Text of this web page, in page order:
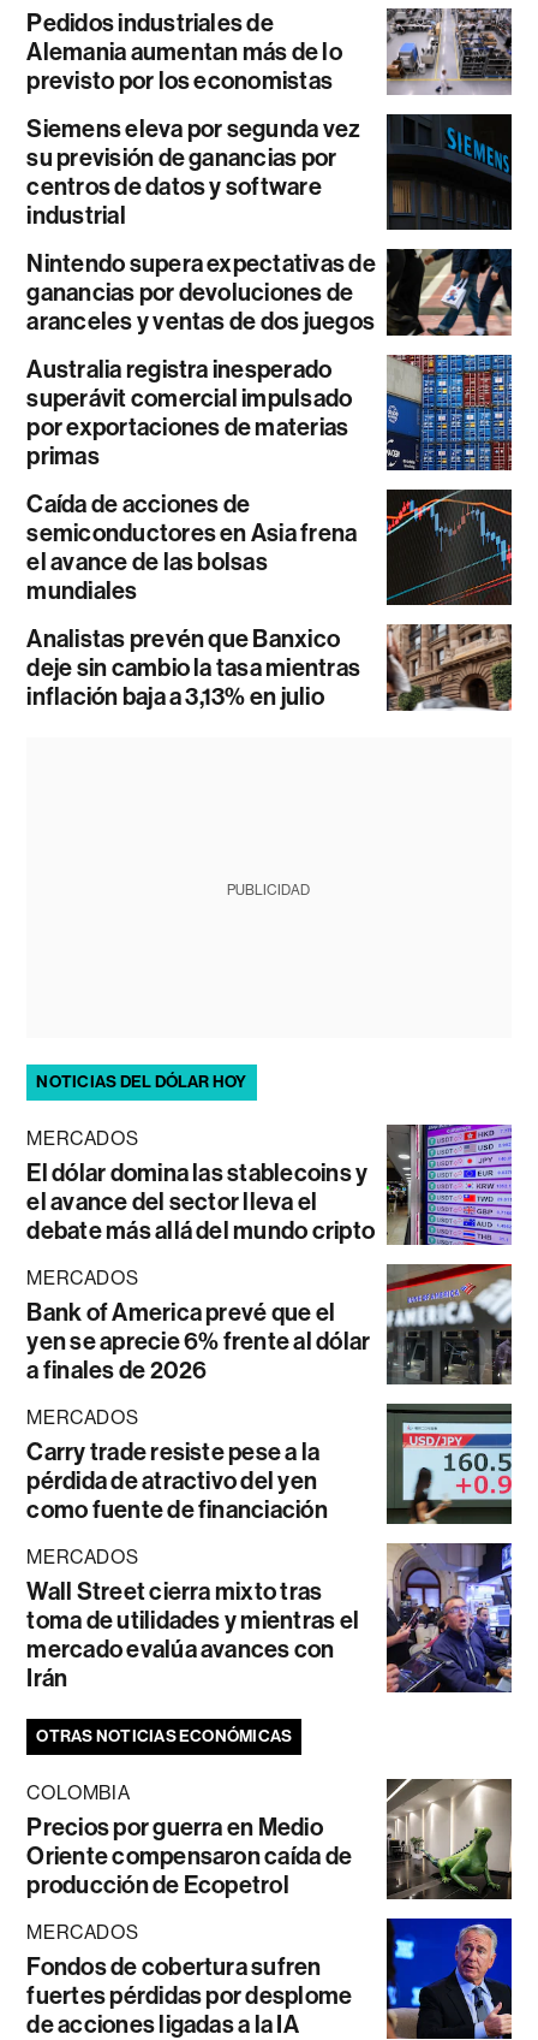
Pedidos industriales de
Alemania aumentan más de lo
previsto por los economistas
Siemens eleva por segunda vez
su previsión de ganancias por
centros de datos y software
industrial
Nintendo supera expectativas de
ganancias por devoluciones de
aranceles y ventas de dos juegos
Australia registra inesperado
superávit comercial impulsado
por exportaciones de materias
primas
Caída de acciones de
semiconductores en Asia frena
el avance de las bolsas
mundiales
Analistas prevén que Banxico
deje sin cambio la tasa mientras
inflación baja a 3,13% en julio
PUBLICIDAD
NOTICIAS DEL DÓLAR HOY
MERCADOS
El dólar domina las stablecoins y
el avance del sector lleva el
debate más allá del mundo cripto
MERCADOS
Bank of America prevé que el
yen se aprecie 6% frente al dólar
a finales de 2026
MERCADOS
Carry trade resiste pese a la
pérdida de atractivo del yen
como fuente de financiación
MERCADOS
Wall Street cierra mixto tras
toma de utilidades y mientras el
mercado evalúa avances con
Irán
OTRAS NOTICIAS ECONÓMICAS
COLOMBIA
Precios por guerra en Medio
Oriente compensaron caída de
producción de Ecopetrol
MERCADOS
Fondos de cobertura sufren
fuertes pérdidas por desplome
de acciones ligadas a la IA